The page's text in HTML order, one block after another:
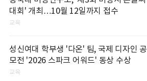
대회' 개최…10월 12일까지 접수
교육
성신여대 학부생 '다온' 팀, 국제 디자인 공
모전 '2026 스파크 어워드' 동상 수상
교육